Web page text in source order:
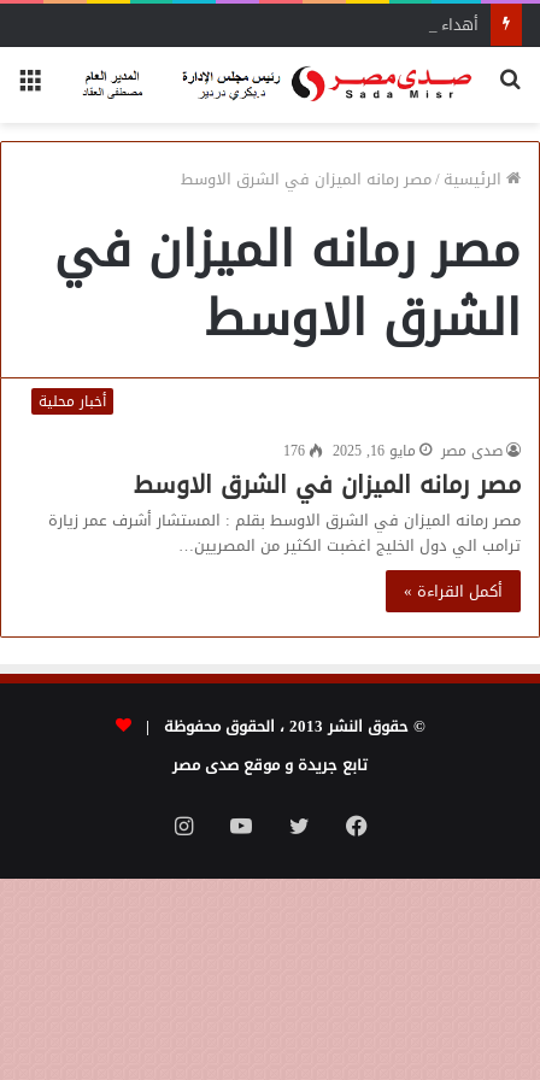
بحث
الرئيسية/مصر رمانه الميزان في الشرق الاوسط
مصر رمانه الميزان في
الشرق الاوسط
أخبار محلية
صدى مصر
مايو 16, 2025 176
مصر رمانه الميزان في الشرق الاوسط
مصر رمانه الميزان في الشرق الاوسط بقلم : المستشار أشرف عمر زيارة
ترامب الي دول الخليج اغضبت الكثير من المصريين…
أكمل القراءة »
© حقوق النشر 2013 ، الحقوق محفوظة |
تابع جريدة و موقع صدى مصر
فيسبوك تويتر يوتيوبانستقرام